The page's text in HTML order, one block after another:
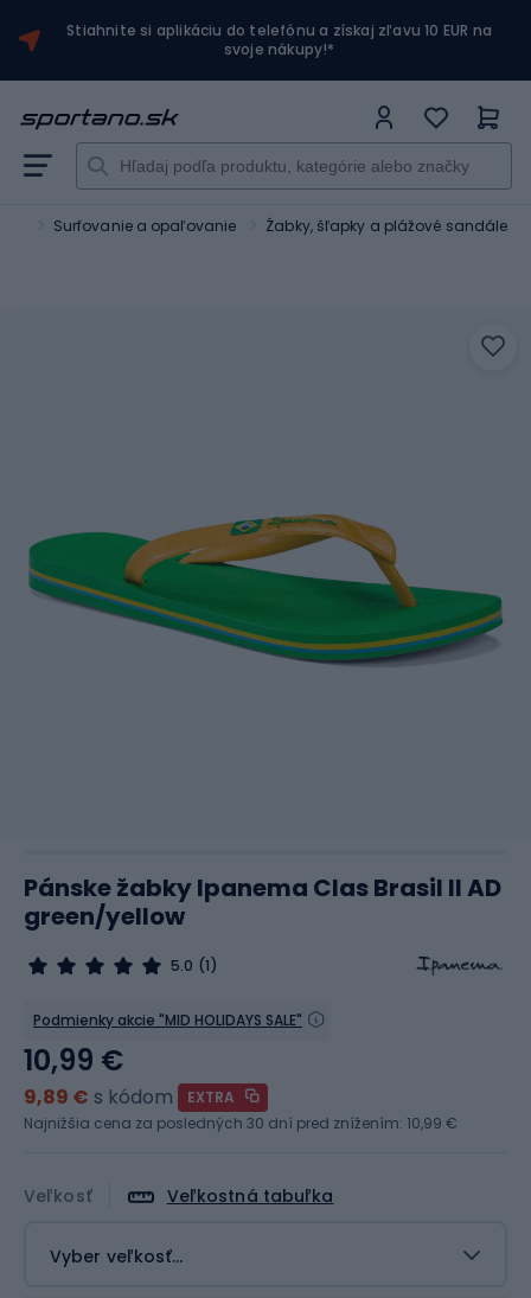
Stiahnite si aplikáciu do telefónu a získaj zľavu 10 EUR na
svoje nákupy!*
Surfovanie a opaľovanie Žabky, šľapky a plážové sandále
Pánske žabky Ipanema Clas Brasil II AD
green/yellow
5.0 (1)
Podmienky akcie "MID HOLIDAYS SALE"
Veľkosť Veľkostná tabuľka
Vyber veľkosť...
10,99 €
9,89 € s kódom
EXTRA
Najnižšia cena za posledných 30 dní pred znížením: 10,99 €